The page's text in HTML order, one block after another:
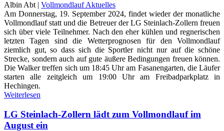
Albin Abt | Vollmondlauf Aktuelles
Am Donnerstag, 19. September 2024, findet wieder der monatliche
Vollmondlauf statt und die Betreuer der LG Steinlach-Zollern freuen
sich über viele Teilnehmer. Nach den eher kühlen und regnerischen
letzten Tagen sind die Wetterprognosen für den Vollmondlauf
ziemlich gut, so dass sich die Sportler nicht nur auf die schöne
Strecke, sondern auch auf gute äußere Bedingungen freuen können.
Die Walker treffen sich um 18:45 Uhr am Fasanengarten, die Läufer
starten alle zeitgleich um 19:00 Uhr am Freibadparkplatz in
Hechingen.
Weiterlesen
LG Steinlach-Zollern lädt zum Vollmondlauf im
August ein